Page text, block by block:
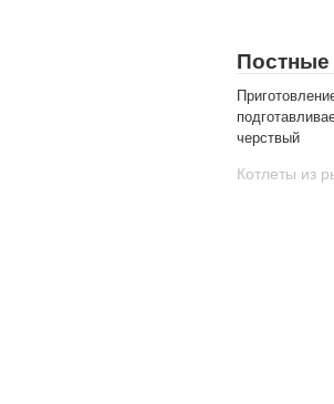
Постные
черствый
Котлеты из